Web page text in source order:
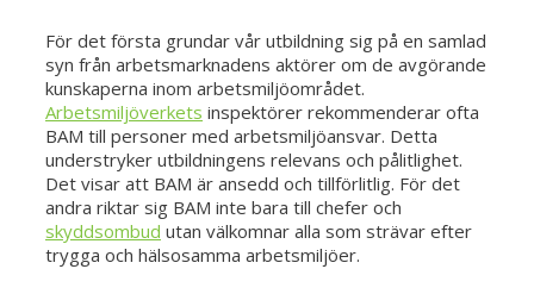
För det första grundar vår utbildning sig på en samlad
syn från arbetsmarknadens aktörer om de avgörande
kunskaperna inom arbetsmiljöområdet.
Arbetsmiljöverkets inspektörer rekommenderar ofta
BAM till personer med arbetsmiljöansvar. Detta
understryker utbildningens relevans och pålitlighet.
Det visar att BAM är ansedd och tillförlitlig. För det
andra riktar sig BAM inte bara till chefer och
skyddsombud utan välkomnar alla som strävar efter
trygga och hälsosamma arbetsmiljöer.